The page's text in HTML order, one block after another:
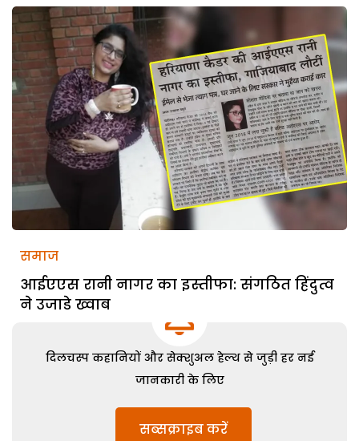
समाज
आईएएस रानी नागर का इस्तीफा: संगठित हिंदुत्व
ने उजाडे ख्वाब
दिलचस्प कहानियों और सेक्शुअल हेल्थ से जुड़ी हर नई
जानकारी के लिए
सब्सक्राइब करें